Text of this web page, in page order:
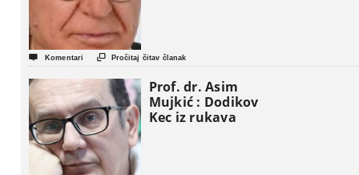
 Komentari  Pročitaj čitav članak
Prof. dr. Asim
Mujkić : Dodikov
Kec iz rukava